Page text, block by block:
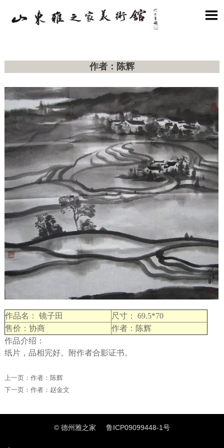

作者：陈辉
作品名： 镜子田
尺寸： 69.5*70
售价：协商
作者：陈辉
作品介绍：
纸片，品相完好。附作者合影证书。
上一页： 作者：陈辉
下一页： 作者：赵金文
© 德州雅之家 鲁ICP09099448-1号